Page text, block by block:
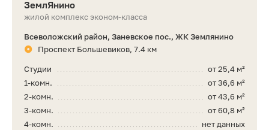
ЗемлЯнино
жилой комплекс эконом-класса
Всеволожский район, Заневское пос., ЖК Землянино
Проспект Большевиков, 7.4 км
от 25,4 м²
Студии
от 36,6 м²
1-комн.
от 43,6 м²
2-комн.
от 60,8 м²
3-комн.
нет данных
4-комн.